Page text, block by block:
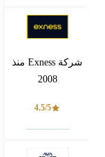
شركة Exness منذ
2008
4.5/5